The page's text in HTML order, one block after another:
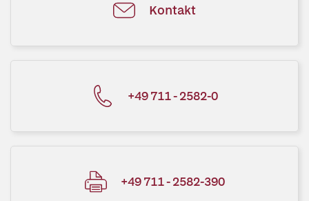
Kontakt
+49 711 - 2582-0
+49 711 - 2582-390